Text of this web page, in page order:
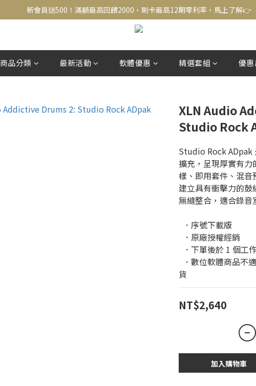
新會員送500！滿額最高回饋2000，刷卡最高12期零利率，馬上了解👉
新會員送500！滿額最高回饋2000，刷卡最高12期零利率，馬上了解👉
結帳頁選zingala銀角零卡分期，輕鬆打包
商品分類 最新活動 軟體優惠 精選套組 優
XLN Audio
Studio Rock
Studio Rock ADpak
擴充，呈現厚實有
樣、即用套件、混音
建立具有衝擊力的鼓
無縫整合，適合錄音
  ．序號下載版
  ．原廠授權經銷
．下單後於 1 個
貨
NT$2,640
加入購物車